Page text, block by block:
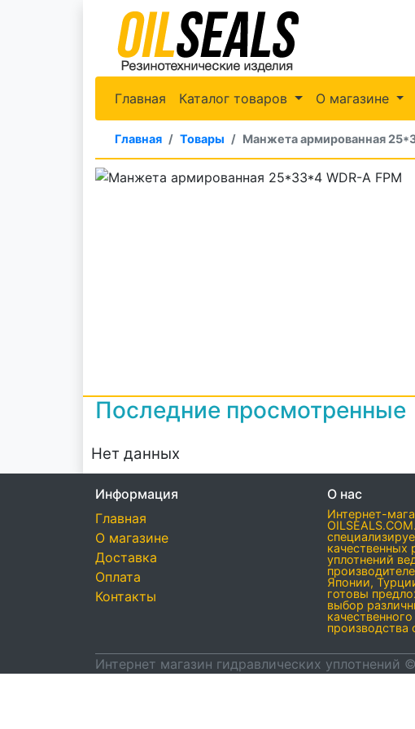
Главная Каталог товаров О магазине
Главная Товары Манжета армированная
Последние просмотренные
Нет данных
Информация
Главная
О магазине
Доставка
Оплата
Контакты
О нас
Интернет-
качественных
уплотнений
Японии,
готовы
выбор
производства
Интернет магазин гидравлических уплотнений